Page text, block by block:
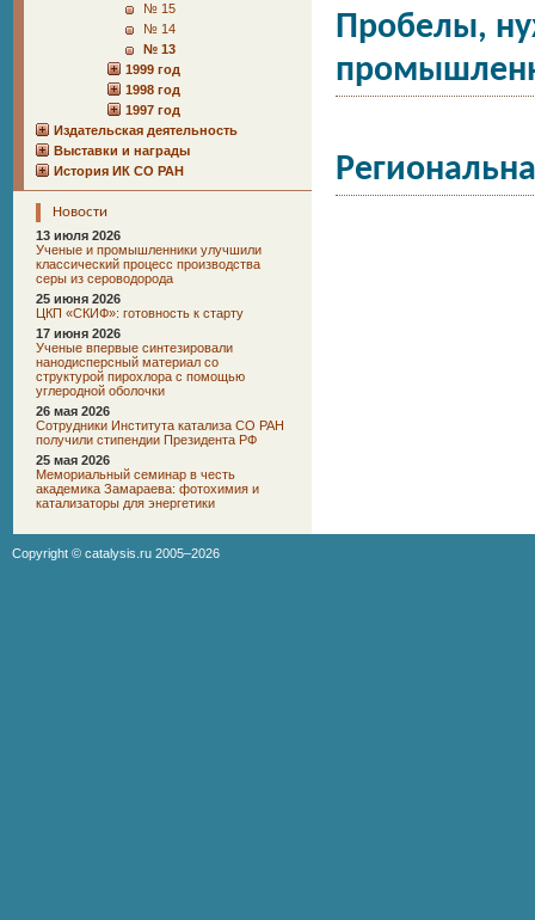
№ 15
№ 14
№ 13
1999 год
1998 год
1997 год
Издательская деятельность
Выставки и награды
История ИК СО РАН
Новости
13 июля 2026
Ученые и промышленники улучшили
классический процесс производства
серы из сероводорода
25 июня 2026
ЦКП «СКИФ»: готовность к старту
17 июня 2026
Ученые впервые синтезировали
нанодисперсный материал со
структурой пирохлора с помощью
углеродной оболочки
26 мая 2026
Сотрудники Института катализа СО РАН
получили стипендии Президента РФ
25 мая 2026
Мемориальный семинар в честь
академика Замараева: фотохимия и
катализаторы для энергетики
Пробелы,
Copyright © catalysis.ru 2005–2026